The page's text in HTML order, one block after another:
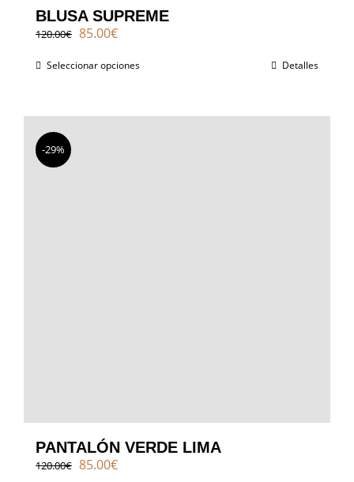
BLUSA SUPREME
120.00€ El
original
85.00€El
actual
Seleccionar opciones Detalles
-29%
PANTALÓN VERDE LIMA
120.00€ El
85.00€El